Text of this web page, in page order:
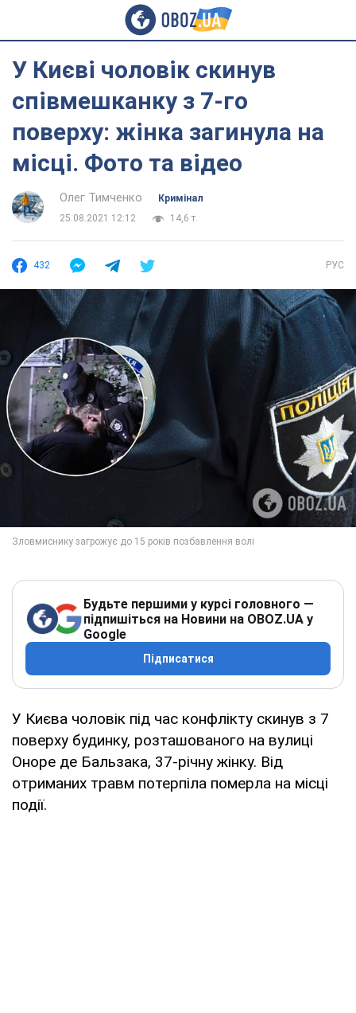
У Києві чоловік скинув
співмешканку з 7-го
поверху: жінка загинула на
місці. Фото та відео
Олег Тимченко
Кримінал
25.08.2021 12:12
14,6 т.
432 РУС
Будьте першими у курсі головного —
підпишіться на Новини на OBOZ.UA у
Google
Підписатися
У Києва чоловік під час конфлікту скинув з 7
поверху будинку, розташованого на вулиці
Оноре де Бальзака, 37-річну жінку. Від
отриманих травм потерпіла померла на місці
події.